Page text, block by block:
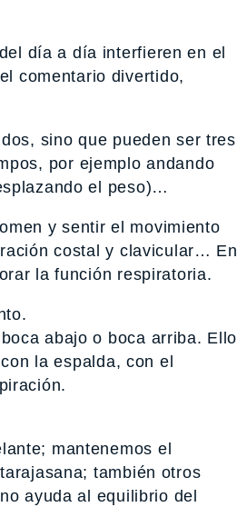
día a día interfieren en el
comentario divertido,
sino que pueden ser tres
por ejemplo andando
el peso)…
y sentir el movimiento
costal y clavicular… En
la función respiratoria.
abajo o boca arriba. Ello
la espalda, con el
mantenemos el
también otros
ayuda al equilibrio del